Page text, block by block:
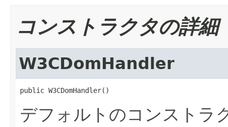
コンストラクタの詳細
W3CDomHandler
public W3CDomHandler()
デフォルトのコンストラ